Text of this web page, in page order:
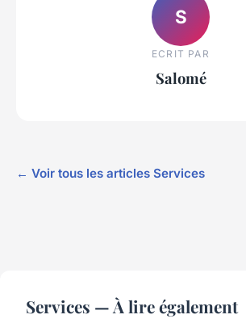
S
ECRIT PAR
Salomé
← Voir tous les articles Services
Services — À lire également